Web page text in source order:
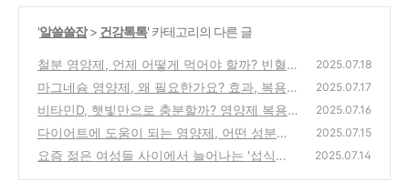
'알쓸쓸잡> 건강톡톡' 카테고리의 다른 글
철분 영양제, 언제 어떻게 먹어야 할까? 빈혈
예방부터 복용법까지 총정리
(9)
2025.07.18
마그네슘 영양제, 왜 필요한가요? 효과, 복용
법, 추천 정보 총정리
(4)
2025.07.17
비타민D, 햇빛만으로 충분할까? 영양제 복용
법과 효능 총정리
(1)
2025.07.16
다이어트에 도움이 되는 영양제, 어떤 성분을
고를까?
(4)
2025.07.15
요즘 젊은 여성들 사이에서 늘어나는 '섭식장
2025.07.14